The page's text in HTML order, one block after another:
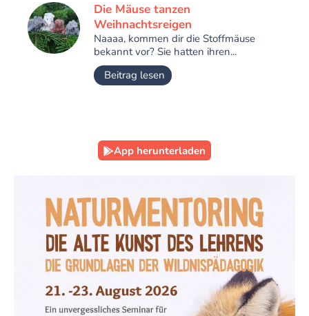
Die Mäuse tanzen
Weihnachtsreigen
Naaaa, kommen dir die Stoffmäuse
bekannt vor? Sie hatten ihren...
Beitrag lesen
App herunterladen